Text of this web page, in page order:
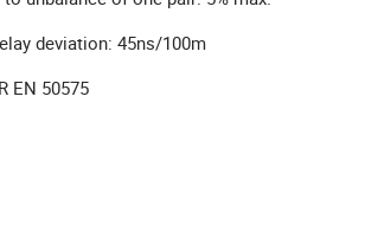
deviation: 45ns/100m
EN 50575